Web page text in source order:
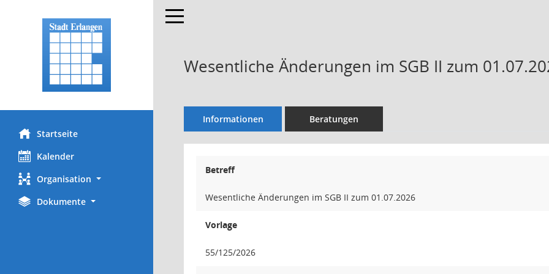
Startseite
Kalender
Organisation
Dokumente
Toggle navigation
Wesentliche Änderungen im SGB II zum
Informationen Beratungen
Betreff
Wesentliche Änderungen im SGB II zum 01.07.2026
Vorlage
55/125/2026